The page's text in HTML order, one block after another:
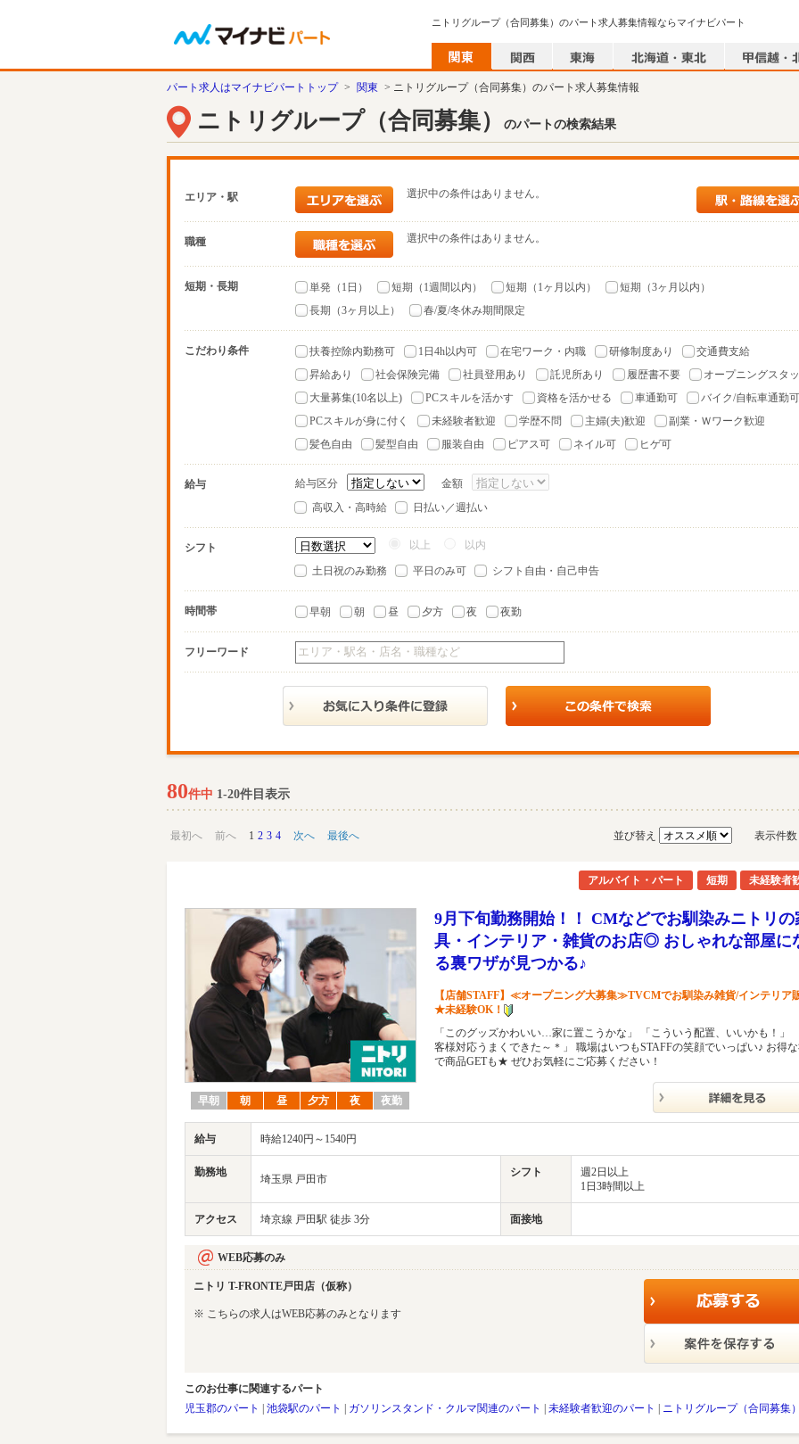
ニトリグループ（合同募集）のパート求人募集情報ならマイナビパート
パート求人はマイナビパートトップ > 関東 > ニトリグループ（合同募集）のパート求人募集情報
ニトリグループ（合同募集） のパートの検索結果
エリア・駅 選択中の条件はありません。
職種 選択中の条件はありません。
短期・長期 単発（1日） 短期（1週間以内） 短期（1ヶ月以内）
短期（3ヶ月以内）
長期（3ヶ月以上）
春/夏/冬休み期間限定
こだわり条件 扶養控除内勤務可 1日4h以内可 在宅ワーク・内職 研修制度あり
交通費支給
昇給あり
社会保険完備 社員登用あり 託児所あり 履歴書不要
オープニングスタ
大量募集(10名以上)
PCスキルを活かす 資格を活かせる 車通勤可
バイク/自転車通勤可
PCスキルが身に付く
未経験者歓迎 学歴不問 主婦(夫)歓迎
副業・Ｗワーク歓迎
髪色自由
髪型自由 服装自由 ピアス可 ネイル可 ヒゲ可
給与 給与区分
金額
高収入・高時給
日払い／週払い
シフト 以上 以内
土日祝のみ勤務 平日のみ可 シフト自由・自己申告
時間帯 早朝 朝 昼 夕方 夜 夜勤
フリーワード
80件中 1-20件目表示
最初へ 前へ 1 2 3 4 次へ 最後へ 並び替え 表示件数
アルバイト・パート 短期 未経験者
早朝 朝 昼 夕方 夜 夜勤
9月下旬勤務開始！！ CMなどでお馴染みニトリの
具・インテリア・雑貨のお店◎ おしゃれな部屋に
る裏ワザが見つかる♪
【店舗STAFF】≪オープニング大募集≫TVCMでお馴染み雑貨/インテリア
★未経験OK！
「このグッズかわいい…家に置こうかな」 「こういう配置、いいかも！」
客様対応うまくできた～＊」 職場はいつもSTAFFの笑顔でいっぱい♪ お得な
で商品GETも★ ぜひお気軽にご応募ください！
給与 時給1240円～1540円
勤務地
埼玉県 戸田市
シフト
週2日以上
1日3時間以上
アクセス 埼京線 戸田駅 徒歩 3分 面接地
WEB応募のみ
ニトリ T-FRONTE戸田店（仮称）
※ こちらの求人はWEB応募のみとなります
このお仕事に関連するパート
児玉郡のパート
池袋駅のパート ガソリンスタンド・クルマ関連のパート 未経験者歓迎のパート ニトリグループ（合同募集）